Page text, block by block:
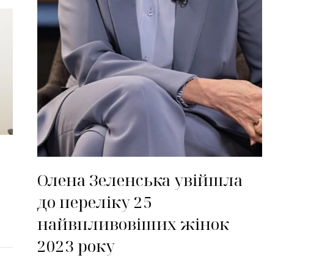
Олена Зеленська увійшла
до переліку 25
найвпливовіших жінок
2023 року